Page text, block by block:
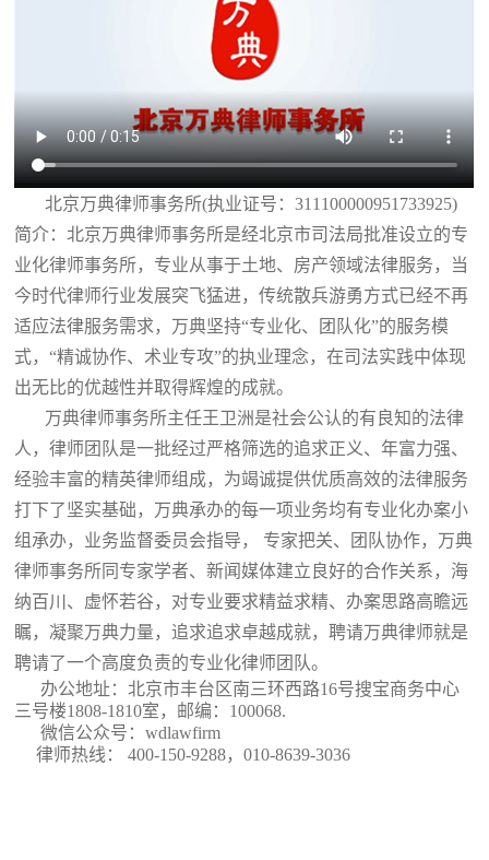
北京万典律师事务所(执业证号：311100000951733925)
简介：北京万典律师事务所是经北京市司法局批准设立的专
业化律师事务所，专业从事于土地、房产领域法律服务，当
今时代律师行业发展突飞猛进，传统散兵游勇方式已经不再
适应法律服务需求，万典坚持“专业化、团队化”的服务模
式，“精诚协作、术业专攻”的执业理念，在司法实践中体现
出无比的优越性并取得辉煌的成就。
万典律师事务所主任王卫洲是社会公认的有良知的法律
人，律师团队是一批经过严格筛选的追求正义、年富力强、
经验丰富的精英律师组成，为竭诚提供优质高效的法律服务
打下了坚实基础，万典承办的每一项业务均有专业化办案小
组承办，业务监督委员会指导， 专家把关、团队协作，万典
律师事务所同专家学者、新闻媒体建立良好的合作关系，海
纳百川、虚怀若谷，对专业要求精益求精、办案思路高瞻远
瞩，凝聚万典力量，追求追求卓越成就，聘请万典律师就是
聘请了一个高度负责的专业化律师团队。
办公地址：北京市丰台区南三环西路16号搜宝商务中心
三号楼1808-1810室 ，邮编：100068.
微信公众号：wdlawfirm
律师热线： 400-150-9288，010-8639-3036